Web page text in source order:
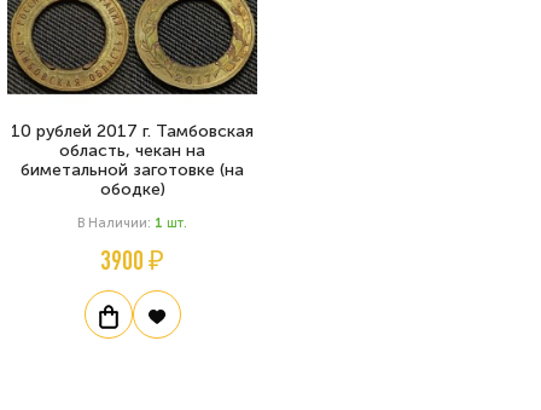
10 рублей 2017 г. Тамбовская
область, чекан на
биметальной заготовке (на
ободке)
В Наличии: 1 Шт.
3900 ₽